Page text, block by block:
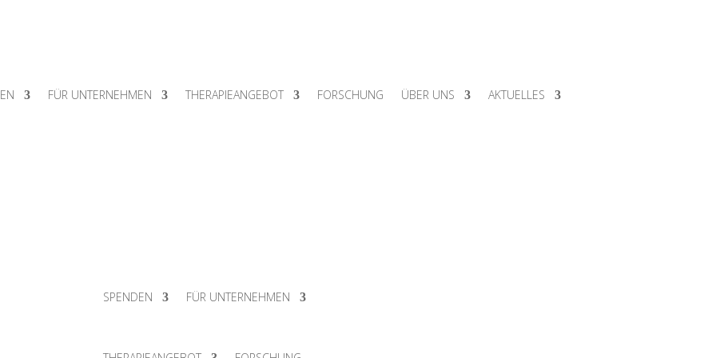
FÜR UNTERNEHMEN THERAPIEANGEBOT FORSCHUNG ÜBER UNS AKTUELLES
SPENDEN FÜR UNTERNEHMEN